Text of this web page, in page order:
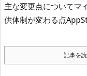
主な変更点についてマ
供体制が変わる点
記事を